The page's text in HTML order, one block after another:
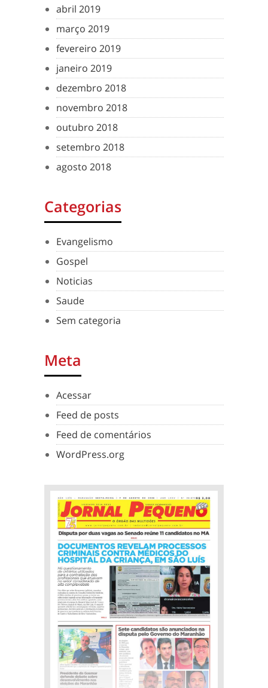
abril 2019
março 2019
fevereiro 2019
janeiro 2019
dezembro 2018
novembro 2018
outubro 2018
setembro 2018
agosto 2018
Categorias
Evangelismo
Gospel
Noticias
Saude
Sem categoria
Meta
Acessar
Feed de posts
Feed de comentários
WordPress.org